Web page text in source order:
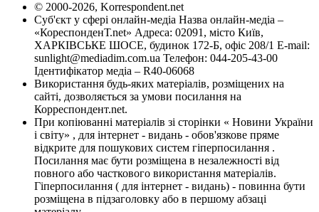
© 2000-2026, Korrespondent.net
Суб'єкт у сфері онлайн-медіа Назва онлайн-медіа –
«КореспонденТ.net» Адреса: 02091, місто Київ,
ХАРКІВСЬКЕ ШОСЕ, будинок 172-Б, офіс 208/1 E-mail:
sunlight@mediadim.com.ua Телефон: 044-205-43-00
Ідентифікатор медіа – R40-06068
Використання будь-яких матеріалів, розміщених на
сайті, дозволяється за умови посилання на
Корреспондент.net.
При копіюванні матеріалів зі сторінки « Новини України
і світу» , для інтернет - видань - обов'язкове пряме
відкрите для пошукових систем гіперпосилання .
Посилання має бути розміщена в незалежності від
повного або часткового використання матеріалів.
Гіперпосилання ( для інтернет - видань) - повинна бути
розміщена в підзаголовку або в першому абзаці